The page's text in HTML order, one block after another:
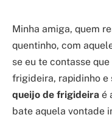
Minha amiga, quem
quentinho, com
se eu te contasse
frigideira, rapidinho e
queijo de frigideira é
bate aquela vontade